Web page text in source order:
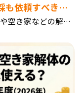
も依頼すべき？
空き家などの解体
大きな解体...